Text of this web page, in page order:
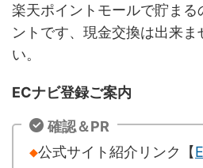
楽天ポイントモールで貯まる
ントです、現金交換は出来ま
い。
ECナビ登録ご案内
確認＆PR
◆公式サイト紹介リンク【